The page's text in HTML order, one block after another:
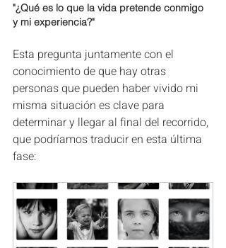
"¿Qué es lo que la vida pretende conmigo
y mi experiencia?"
Esta pregunta juntamente con el
conocimiento de que hay otras
personas que pueden haber vivido mi
misma situación es clave para
determinar y llegar al final del recorrido,
que podríamos traducir en esta última
fase: